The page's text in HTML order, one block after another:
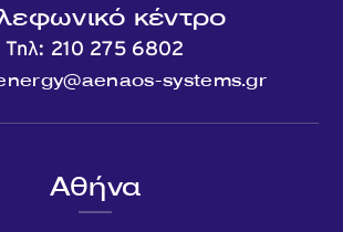
κέντρο
Τηλ: 210 275 6802
systems.gr
Αθήνα